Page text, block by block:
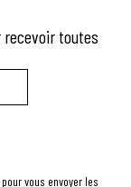
toutes
vous envoyer les